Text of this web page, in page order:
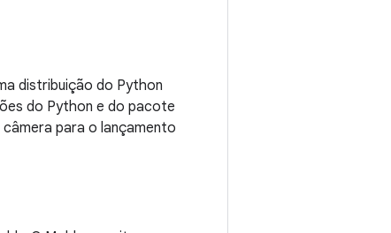
distribuição do Python
do Python e do pacote
para o lançamento